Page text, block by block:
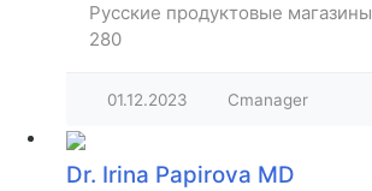
Русские продуктовые магазины
280
01.12.2023 Cmanager
Dr. Irina Papirova MD